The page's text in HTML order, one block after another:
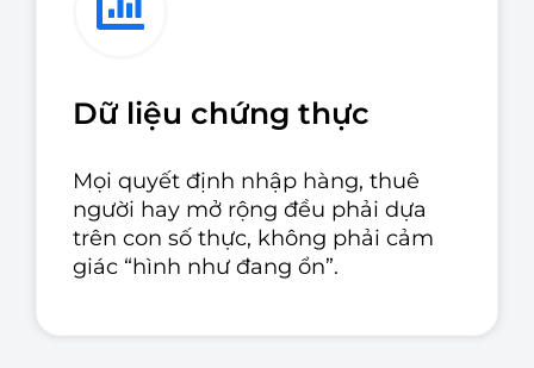
Dữ liệu chứng thực
Mọi quyết định nhập hàng, thuê
người hay mở rộng đều phải dựa
trên con số thực, không phải cảm
giác “hình như đang ổn”.